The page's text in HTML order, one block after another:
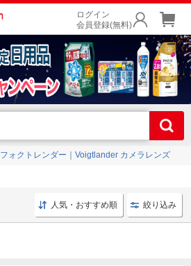
ログイン
会員登録(無料)
フォクトレンダー｜Voigtlander カメラレンズ
レンズ 単焦点 LAOWA
人気・おすすめ順 絞り込み